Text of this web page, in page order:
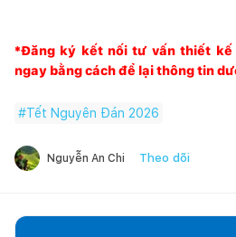
*Đăng ký kết nối tư vấn thiết kế
ngay bằng cách để lại thông tin
#Tết Nguyên Đán 2026
Nguyễn An Chi Theo dõi